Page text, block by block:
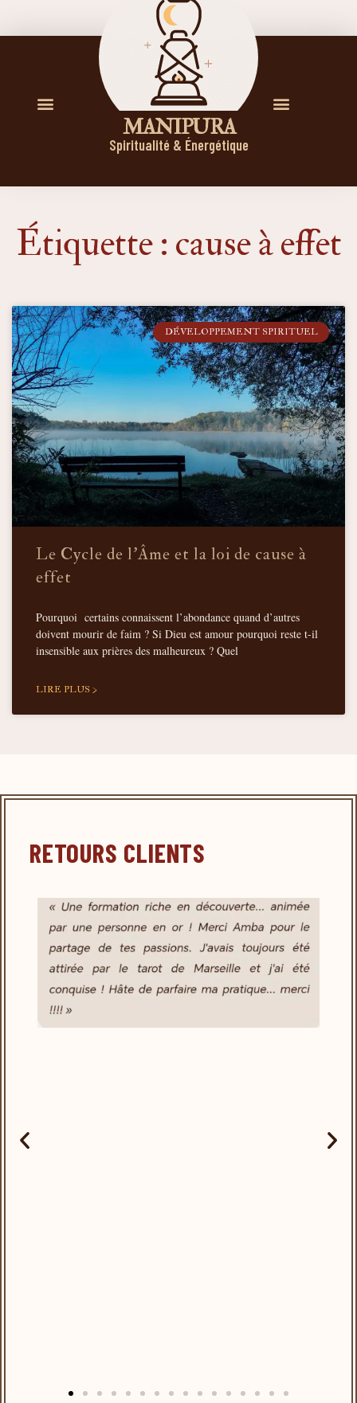
M A N I P U R A
Spiritualité & Énergétique
Étiquette : cause à effet
DÉVELOPPEMENT SPIRITUEL
Le Cycle de l’Âme et la loi de cause à
effet
Pourquoi certains connaissent l’abondance quand d’autres
doivent mourir de faim ? Si Dieu est amour pourquoi reste t-il
insensible aux prières des malheureux ? Quel
LIRE PLUS >
RETOURS CLIENTS